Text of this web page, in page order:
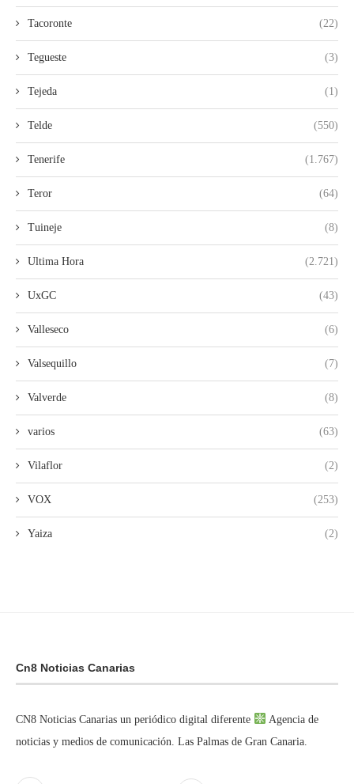
Tacoronte (22)
Tegueste (3)
Tejeda (1)
Telde (550)
Tenerife (1.767)
Teror (64)
Tuineje (8)
Ultima Hora (2.721)
UxGC (43)
Valleseco (6)
Valsequillo (7)
Valverde (8)
varios (63)
Vilaflor (2)
VOX (253)
Yaiza (2)
Cn8 Noticias Canarias
CN8 Noticias Canarias un periódico digital diferente
Agencia de
noticias y medios de comunicación. Las Palmas de Gran Canaria.